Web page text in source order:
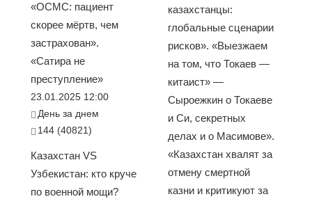
«ОСМС: пациент
скорее мёртв, чем
застрахован».
«Сатира не
преступление»
23.01.2025 12:00
День за днем
144 (40821)
Казахстан VS
Узбекистан: кто круче
по военной мощи?
казахстанцы:
глобальные сценарии
рисков». «Выезжаем
на том, что Токаев —
китаист» —
Сыроежкин о Токаеве
и Си, секретных
делах и о Масимове».
«Казахстан хвалят за
отмену смертной
казни и критикуют за